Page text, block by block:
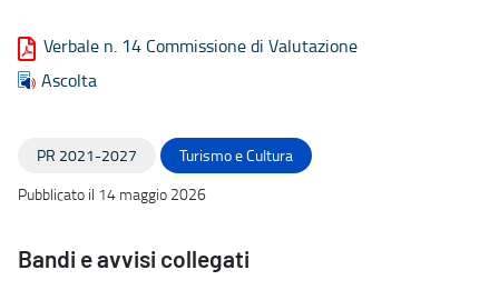
Verbale n. 14 Commissione di Valutazione
Ascolta
PR 2021-2027
Turismo e Cultura
Pubblicato il 14 maggio 2026
Bandi e avvisi collegati